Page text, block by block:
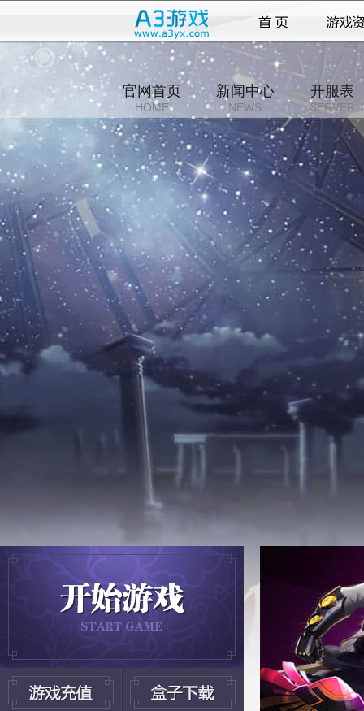
官网首页
HOME
新闻中心
NEWS
开服表
SERVER